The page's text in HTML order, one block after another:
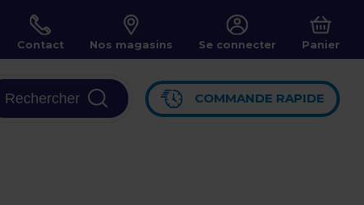
Contact Nos magasins Se connecter Panier
Rechercher COMMANDE RAPIDE